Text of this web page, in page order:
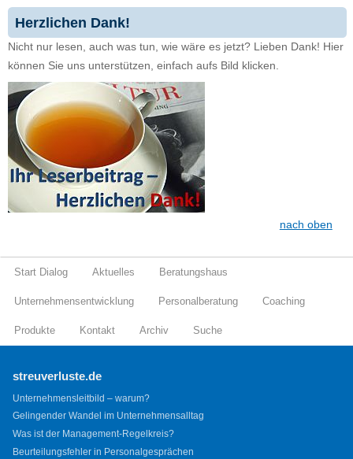
Herzlichen Dank!
Nicht nur lesen, auch was tun, wie wäre es jetzt? Lieben Dank! Hier
können Sie uns unterstützen, einfach aufs Bild klicken.
nach oben
Start Dialog Aktuelles Beratungshaus
Unternehmensentwicklung Personalberatung Coaching
Produkte Kontakt Archiv Suche
streuverluste.de
Unternehmensleitbild – warum?
Gelingender Wandel im Unternehmensalltag
Was ist der Management-Regelkreis?
Beurteilungsfehler in Personalgesprächen